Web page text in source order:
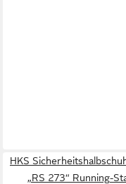
HKS
„RS 273“ Running-